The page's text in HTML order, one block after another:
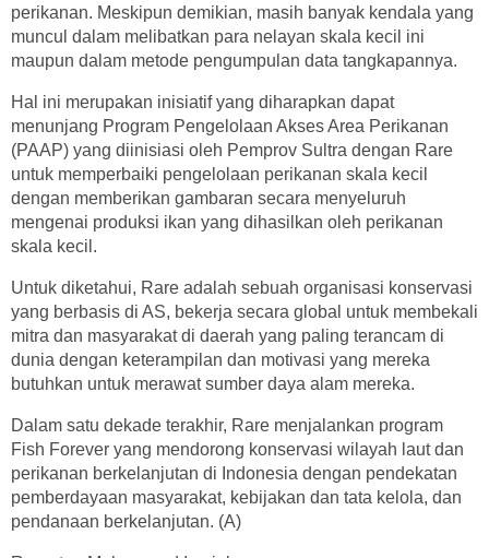
perikanan. Meskipun demikian, masih banyak kendala yang
muncul dalam melibatkan para nelayan skala kecil ini
maupun dalam metode pengumpulan data tangkapannya.
Hal ini merupakan inisiatif yang diharapkan dapat
menunjang Program Pengelolaan Akses Area Perikanan
(PAAP) yang diinisiasi oleh Pemprov Sultra dengan Rare
untuk memperbaiki pengelolaan perikanan skala kecil
dengan memberikan gambaran secara menyeluruh
mengenai produksi ikan yang dihasilkan oleh perikanan
skala kecil.
Untuk diketahui, Rare adalah sebuah organisasi konservasi
yang berbasis di AS, bekerja secara global untuk membekali
mitra dan masyarakat di daerah yang paling terancam di
dunia dengan keterampilan dan motivasi yang mereka
butuhkan untuk merawat sumber daya alam mereka.
Dalam satu dekade terakhir, Rare menjalankan program
Fish Forever yang mendorong konservasi wilayah laut dan
perikanan berkelanjutan di Indonesia dengan pendekatan
pemberdayaan masyarakat, kebijakan dan tata kelola, dan
pendanaan berkelanjutan. (A)